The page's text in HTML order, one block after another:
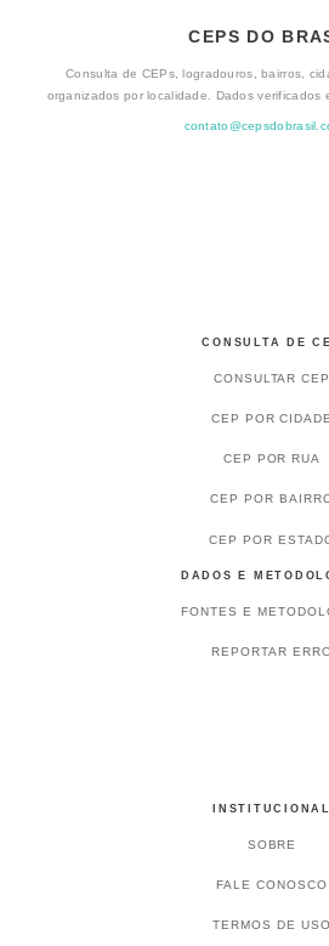
CEPS DO
Consulta de CEPs, logradouros, bairros,
organizados por localidade. Dados verificados
CONSULTA DE
CONSULTAR CEP
CEP POR CIDADE
CEP POR RUA
CEP POR
CEP POR
DADOS E
FONTES E
REPORTAR
INSTITUCIONAL
SOBRE
FALE CONOSCO
TERMOS DE USO